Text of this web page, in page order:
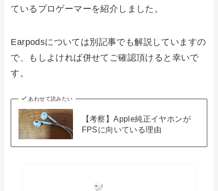
ているプロゲーマーを紹介しました。
Earpodsについては別記事でも解説していますの
で、もしよければ併せてご確認頂けると幸いで
す。
あわせて読みたい
【考察】Apple純正イヤホンが
FPSに向いている理由